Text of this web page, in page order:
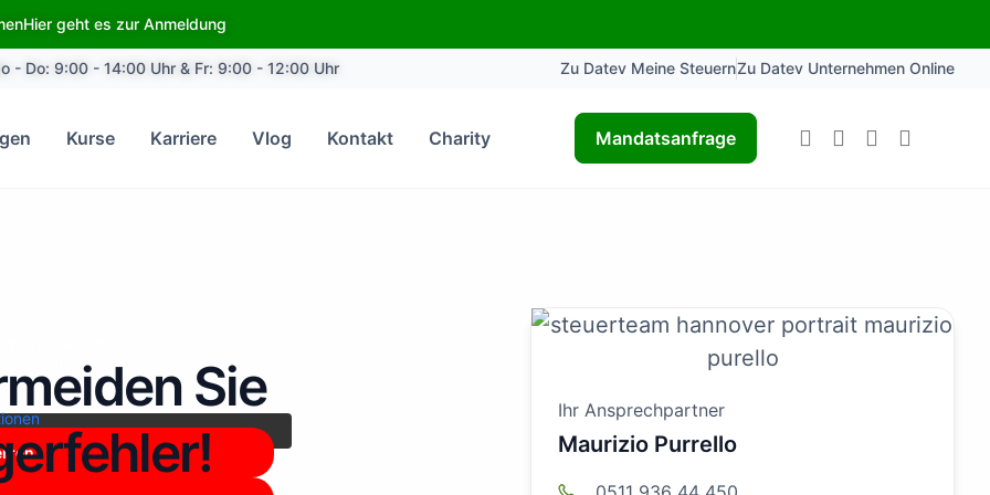
Hier geht es zur Anmeldung
- Do: 9:00 - 14:00 Uhr & Fr: 9:00 - 12:00 Uhr Zu Datev Meine SteuernZu Datev Unternehmen Online
Kurse Karriere Vlog Kontakt Charity Mandatsanfrage
unten. Bitte beachten Sie, dass
werden.
Sie
Ihr Ansprechpartner
Maurizio Purrello